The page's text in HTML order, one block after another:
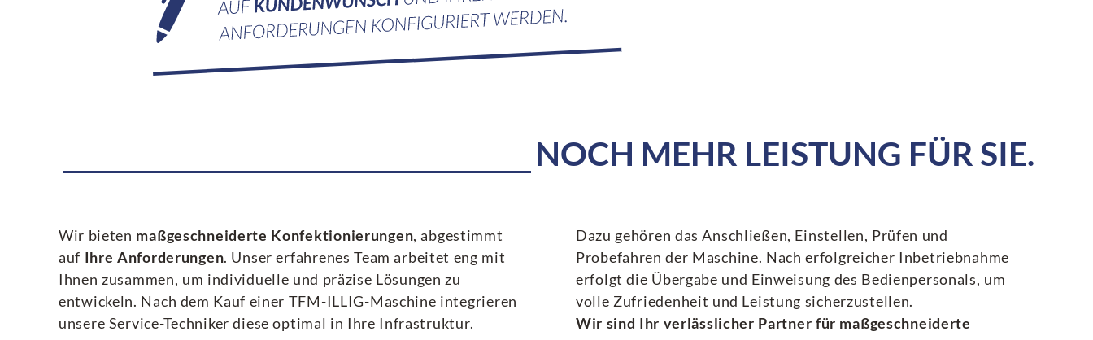
NOCH MEHR LEISTUNG FÜR SIE.
Wir bieten maßgeschneiderte Konfektionierungen, abgestimmt
auf Ihre Anforderungen. Unser erfahrenes Team arbeitet eng mit
Ihnen zusammen, um individuelle und präzise Lösungen zu
entwickeln. Nach dem Kauf einer TFM-ILLIG-Maschine integrieren
unsere Service-Techniker diese optimal in Ihre Infrastruktur.
Dazu gehören das Anschließen, Einstellen, Prüfen und
Probefahren der Maschine. Nach erfolgreicher Inbetriebnahme
erfolgt die Übergabe und Einweisung des Bedienpersonals, um
volle Zufriedenheit und Leistung sicherzustellen.
Wir sind Ihr verlässlicher Partner für maßgeschneiderte